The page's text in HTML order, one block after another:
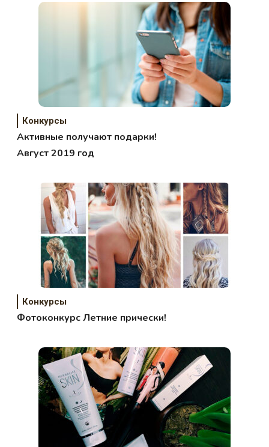
Конкурсы
Активные получают подарки!
Август 2019 год
Конкурсы
Фотоконкурс Летние прически!